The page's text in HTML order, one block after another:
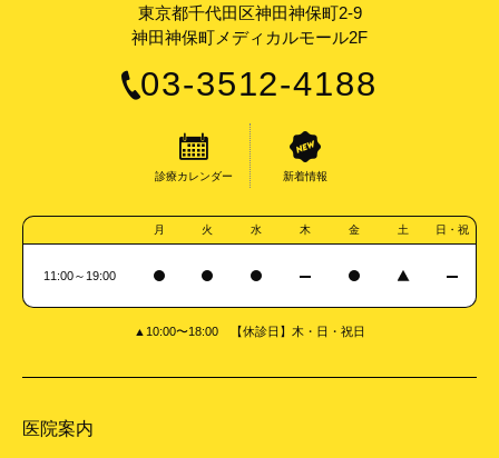
東京都千代田区神田神保町2-9
神田神保町メディカルモール2F
03-3512-4188
診療カレンダー 新着情報
月 火 水 木 金 土 日・祝
11:00～19:00
▲10:00〜18:00 【休診日】木・日・祝日
医院案内